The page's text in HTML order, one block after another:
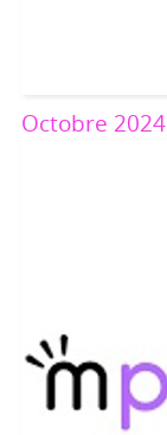
Octobre 2024